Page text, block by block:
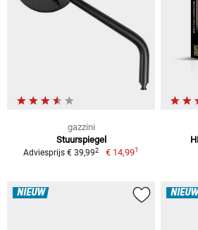
gazzini
Stuurspiegel
Adviesprijs € 39,992 € 14,991
NIEUW NIEUW